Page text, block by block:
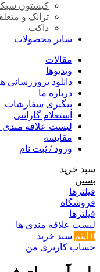
کیستون
ترانک و
داکت
سایر محصولات
مقالات
ویدیوها
دانلود بروزرسانی
درباره ما
پیگیری سفارشات
استعلام گارانتی
لیست علاقه مندی
مقایسه
ورود / ثبت نام
سبد خرید
بستن
فیلترها
فروشگاه
فیلترها
لیست علاقه مندی ها
0 آیتم سبد خرید
حساب کاربری من